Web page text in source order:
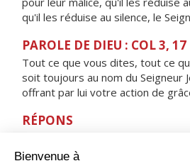
qu'il les réduise au silence, le
PAROLE DE DIEU : COL 3, 17
Tout ce que vous dites, tout ce
soit toujours au nom du Seigneur
offrant par lui votre action de
RÉPONS
j’invoquerai le nom du Seigneur.